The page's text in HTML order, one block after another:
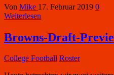
Von Mike 17. Februar 2019 0
Weiterlesen
Browns-Draft-
College Football Roster